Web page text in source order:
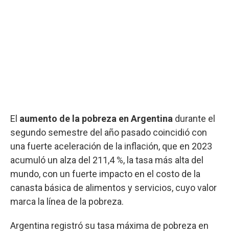
El aumento de la pobreza en Argentina durante el
segundo semestre del año pasado coincidió con
una fuerte aceleración de la inflación, que en 2023
acumuló un alza del 211,4 %, la tasa más alta del
mundo, con un fuerte impacto en el costo de la
canasta básica de alimentos y servicios, cuyo valor
marca la línea de la pobreza.
Argentina registró su tasa máxima de pobreza en